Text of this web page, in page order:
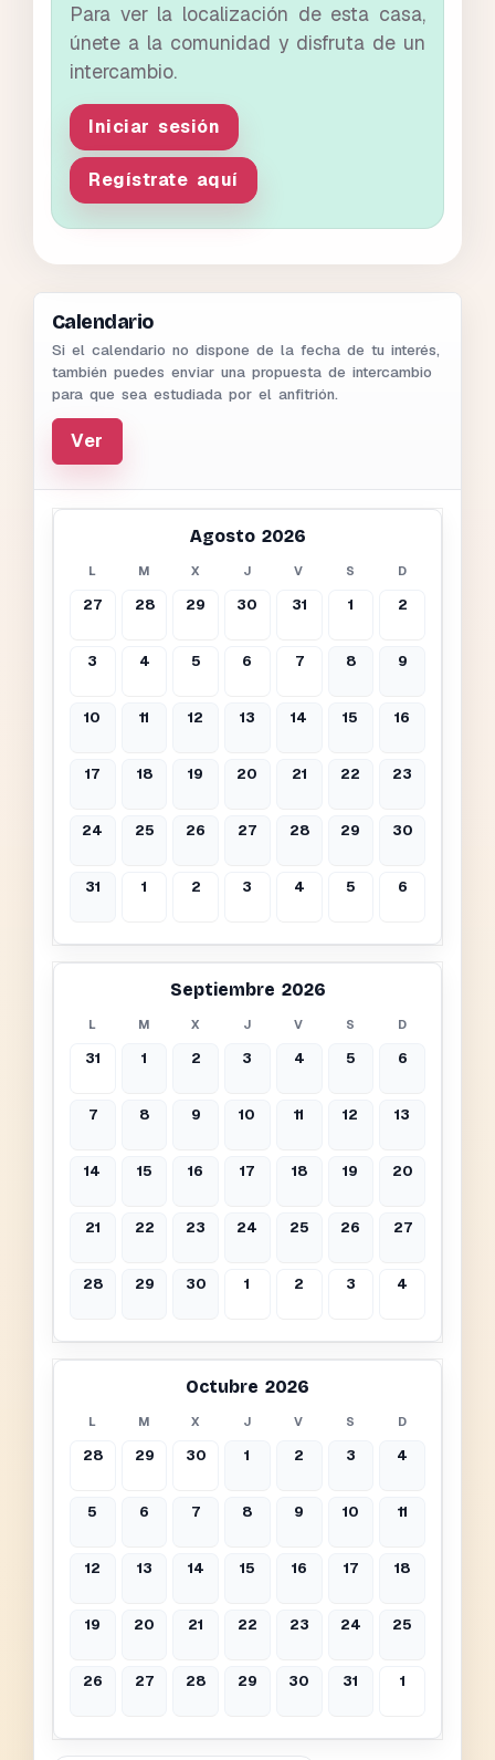
Para ver la localización de esta casa,
únete a la comunidad y disfruta de un
intercambio.
Iniciar sesión
Regístrate aquí
Calendario
Si el calendario no dispone de la fecha de tu interés,
también puedes enviar una propuesta de intercambio
para que sea estudiada por el anfitrión.
Ver
Agosto 2026
L M X J V S D
27 28 29 30 31 1 2
3 4 5 6 7 8 9
10 11 12 13 14 15 16
17 18 19 20 21 22 23
24 25 26 27 28 29 30
31 1 2 3 4 5 6
Septiembre 2026
L M X J V S D
31 1 2 3 4 5 6
7 8 9 10 11 12 13
14 15 16 17 18 19 20
21 22 23 24 25 26 27
28 29 30 1 2 3 4
Octubre 2026
L M X J V S D
28 29 30 1 2 3 4
5 6 7 8 9 10 11
12 13 14 15 16 17 18
19 20 21 22 23 24 25
26 27 28 29 30 31 1